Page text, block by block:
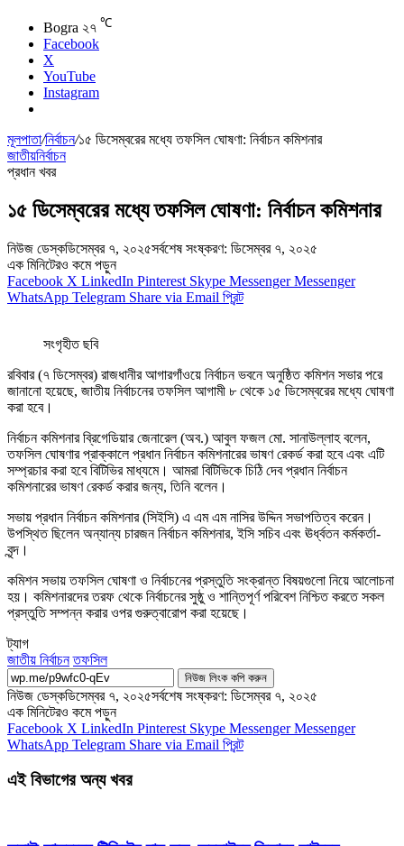
Bogra ২৭ ℃
Facebook
X
YouTube
Instagram
মূলপাতা/নির্বাচন/১৫ ডিসেম্বরের মধ্যে তফসিল ঘোষণা: নির্বাচন কমিশনার
জাতীয়নির্বাচন
প্রধান খবর
১৫ ডিসেম্বরের মধ্যে তফসিল ঘোষণা: নির্বাচন কমিশনার
নিউজ ডেস্কডিসেম্বর ৭, ২০২৫সর্বশেষ সংষ্করণ: ডিসেম্বর ৭, ২০২৫
এক মিনিটেরও কমে পড়ুন
Facebook X LinkedIn Pinterest Skype Messenger Messenger
WhatsApp Telegram Share via Email প্রিন্ট
সংগৃহীত ছবি
রবিবার (৭ ডিসেম্বর) রাজধানীর আগারগাঁওয়ে নির্বাচন ভবনে অনুষ্ঠিত কমিশন সভার পরে
জানানো হয়েছে, জাতীয় নির্বাচনের তফসিল আগামী ৮ থেকে ১৫ ডিসেম্বরের মধ্যে ঘোষণা
করা হবে।
নির্বাচন কমিশনার ব্রিগেডিয়ার জেনারেল (অব.) আবুল ফজল মো. সানাউল্লাহ বলেন,
তফসিল ঘোষণার প্রাক্কালে প্রধান নির্বাচন কমিশনারের ভাষণ রেকর্ড করা হবে এবং এটি
সম্প্রচার করা হবে বিটিভির মাধ্যমে। আমরা বিটিভিকে চিঠি দেব প্রধান নির্বাচন
কমিশনারের ভাষণ রেকর্ড করার জন্য, তিনি বলেন।
সভায় প্রধান নির্বাচন কমিশনার (সিইসি) এ এম এম নাসির উদ্দিন সভাপতিত্ব করেন।
উপস্থিত ছিলেন অন্যান্য চারজন নির্বাচন কমিশনার, ইসি সচিব এবং ঊর্ধ্বতন কর্মকর্তা-
বৃন্দ।
কমিশন সভায় তফসিল ঘোষণা ও নির্বাচনের প্রস্তুতি সংক্রান্ত বিষয়গুলো নিয়ে আলোচনা
হয়। কমিশনারদের তরফ থেকে নির্বাচনের সুষ্ঠু ও শান্তিপূর্ণ পরিবেশ নিশ্চিত করতে সকল
প্রস্তুতি সম্পন্ন করার ওপর গুরুত্বারোপ করা হয়েছে।
ট্যাগ
জাতীয় নির্বাচন তফসিল
নিউজ লিংক কপি করুন
নিউজ ডেস্কডিসেম্বর ৭, ২০২৫সর্বশেষ সংষ্করণ: ডিসেম্বর ৭, ২০২৫
এক মিনিটেরও কমে পড়ুন
Facebook X LinkedIn Pinterest Skype Messenger Messenger
WhatsApp Telegram Share via Email প্রিন্ট
এই বিভাগের অন্য খবর